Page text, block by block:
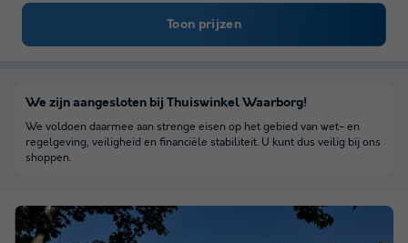
Toon prijzen
We zijn aangesloten bij Thuiswinkel Waarborg!
We voldoen daarmee aan strenge eisen op het gebied van wet- en
regelgeving, veiligheid en financiële stabiliteit. U kunt dus veilig bij ons
shoppen.